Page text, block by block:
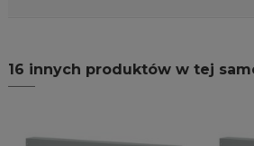
16 innych produktów w tej